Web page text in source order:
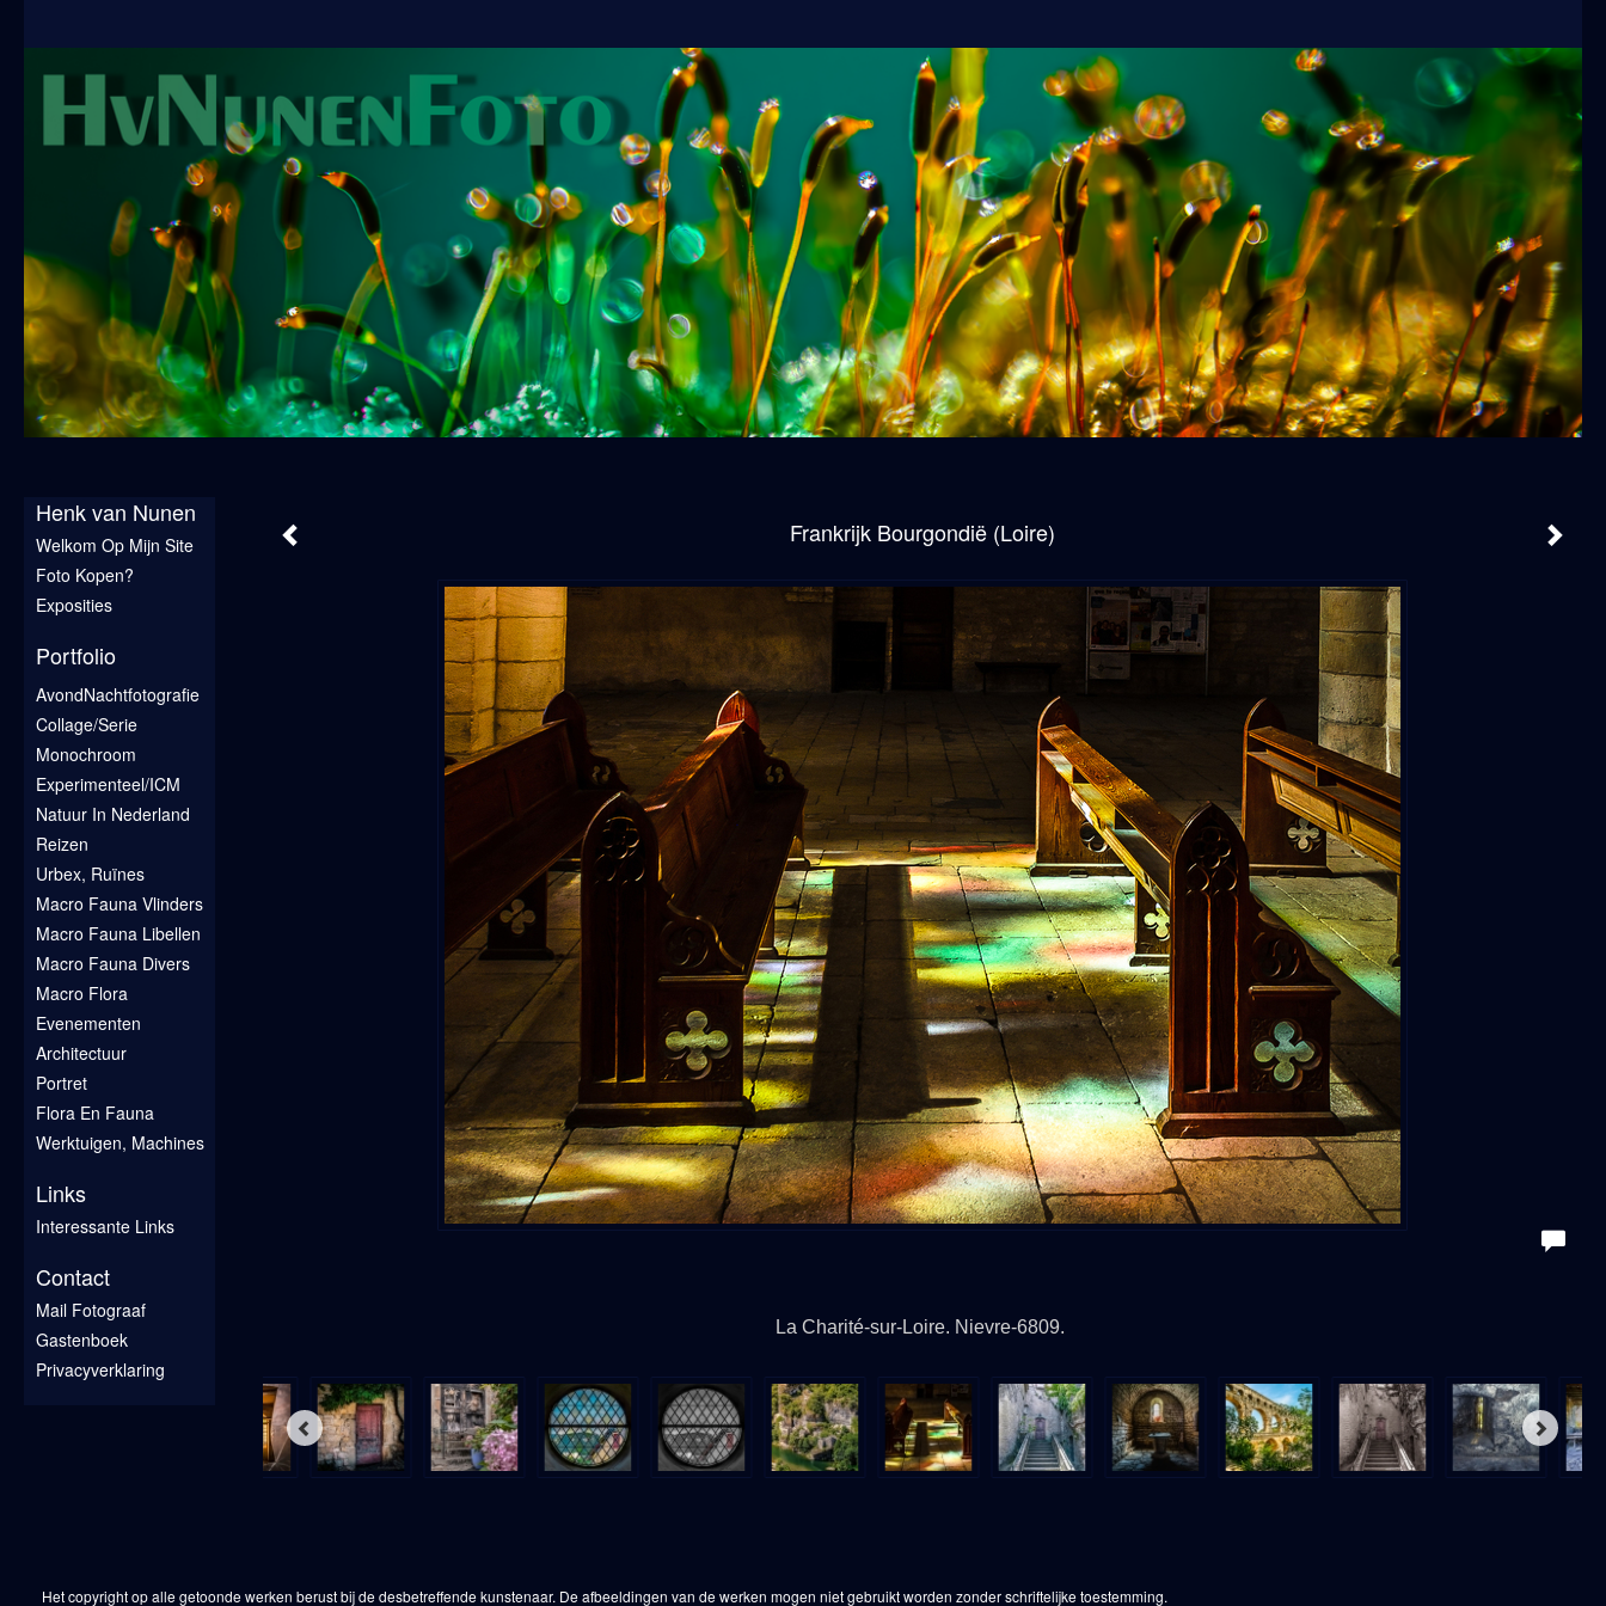
Frankrijk Bourgondië (Loire)
La Charité-sur-Loire. Nievre-6809.
Henk van Nunen
Welkom Op Mijn Site
Foto Kopen?
Exposities
Portfolio
AvondNachtfotografie
Collage/Serie
Monochroom
Experimenteel/ICM
Natuur In Nederland
Reizen
Urbex, Ruïnes
Macro Fauna Vlinders
Macro Fauna Libellen
Macro Fauna Divers
Macro Flora
Evenementen
Architectuur
Portret
Flora En Fauna
Werktuigen, Machines
Links
Interessante Links
Contact
Mail Fotograaf
Gastenboek
Privacyverklaring
Het copyright op alle getoonde werken berust bij de desbetreffende kunstenaar. De afbeeldingen van de werken mogen niet gebruikt worden zonder schriftelijke toestemming.